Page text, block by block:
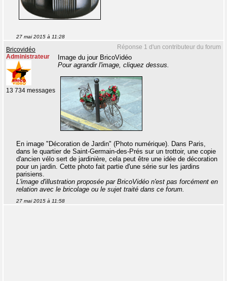
27 mai 2015 à 11:28
Réponse 1 d'un contributeur du forum
Bricovidéo
Administrateur
13 734 messages
Image du jour BricoVidéo
Pour agrandir l'image, cliquez dessus.
En image "Décoration de Jardin" (Photo numérique). Dans Paris,
dans le quartier de Saint-Germain-des-Prés sur un trottoir, une copie
d'ancien vélo sert de jardinière, cela peut être une idée de décoration
pour un jardin. Cette photo fait partie d'une série sur les jardins
parisiens.
L'image d'illustration proposée par BricoVidéo n'est pas forcément en
relation avec le bricolage ou le sujet traité dans ce forum.
27 mai 2015 à 11:58